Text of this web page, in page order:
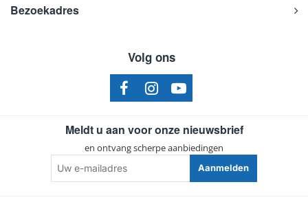
Bezoekadres
Volg ons
Meldt u aan voor onze nieuwsbrief
en ontvang scherpe aanbiedingen
e-
mailadres
Aanmelden